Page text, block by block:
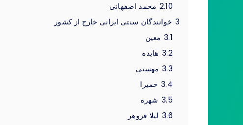
2.10 محمد اصفهانی
3 خوانندگان سنتی ایرانی خارج از کشور
3.1 معین
3.2 هایده
3.3 مهستی
3.4 حمیرا
3.5 شهره
3.6 لیلا فروهر